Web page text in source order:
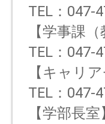
TEL：047-
【学事課（
TEL：047-
【キャリ
TEL：047-
【学部長室